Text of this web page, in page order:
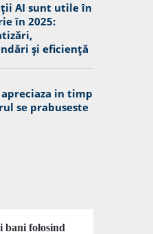
AI sunt utile în
în 2025:
și eficiență
apreciaza in timp
se prabuseste
bani folosind